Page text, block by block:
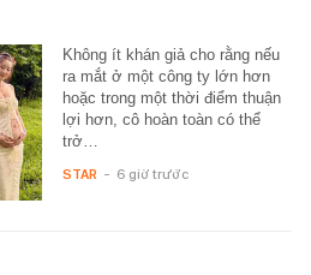
Không ít khán giả cho rằng nếu
ra mắt ở một công ty lớn hơn
hoặc trong một thời điểm thuận
lợi hơn, cô hoàn toàn có thể
trở…
STAR - 6 giờ trước